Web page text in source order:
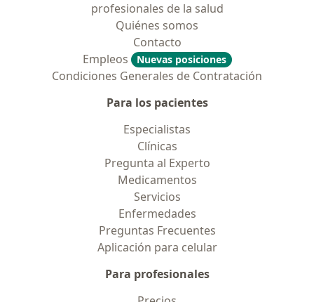
profesionales de la salud
Quiénes somos
Contacto
Empleos
Nuevas posiciones
Condiciones Generales de Contratación
Para los pacientes
Especialistas
Clínicas
Pregunta al Experto
Medicamentos
Servicios
Enfermedades
Preguntas Frecuentes
Aplicación para celular
Para profesionales